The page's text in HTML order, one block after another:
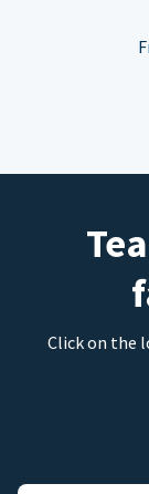
Click on the